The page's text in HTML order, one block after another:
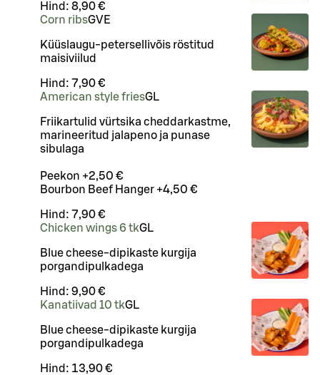
Hind: 8,90 €
Corn ribsGVE
Küüslaugu-petersellivõis röstitud
maisiviilud
Hind: 7,90 €
American style friesGL
Friikartulid vürtsika cheddarkastme,
marineeritud jalapeno ja punase
sibulaga
Peekon +2,50 €
Bourbon Beef Hanger +4,50 €
Hind: 7,90 €
Chicken wings 6 tkGL
Blue cheese-dipikaste kurgija
porgandipulkadega
Hind: 9,90 €
Kanatiivad 10 tkGL
Blue cheese-dipikaste kurgija
porgandipulkadega
Hind: 13,90 €